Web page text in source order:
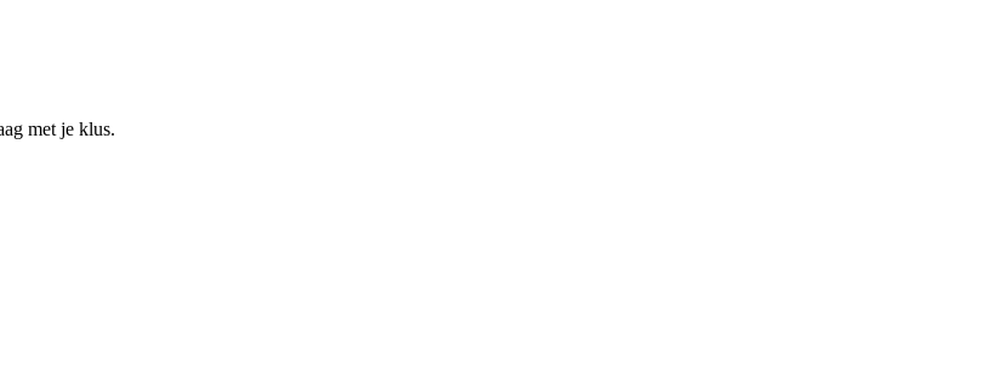
met je klus.